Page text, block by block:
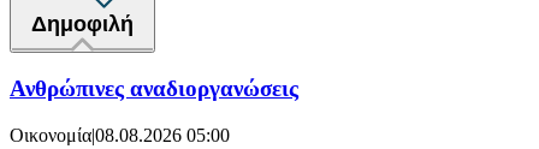
Δημοφιλή
Ανθρώπινες αναδιοργανώσεις
Οικονομία|08.08.2026 05:00